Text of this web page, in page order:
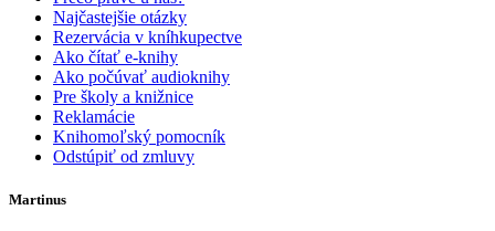
Najčastejšie otázky
Rezervácia v kníhkupectve
Ako čítať e-knihy
Ako počúvať audioknihy
Pre školy a knižnice
Reklamácie
Knihomoľský pomocník
Odstúpiť od zmluvy
Martinus